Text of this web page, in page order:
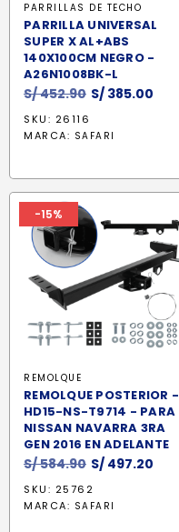
PARRILLAS DE TECHO
PARRILLA UNIVERSAL
SUPER X AL+ABS
140X100CM NEGRO -
A26N1008BK-L
S/452.90 El
original
S/ 385.00
SKU: 26116
MARCA: SAFARI
-15%
REMOLQUE
REMOLQUE POSTERIOR -
HD15-NS-T9714 - PARA
NISSAN NAVARRA 3RA
GEN 2016 EN ADELANTE
S/584.90 El
precio
original
S/ 497.20
SKU: 25762
MARCA: SAFARI